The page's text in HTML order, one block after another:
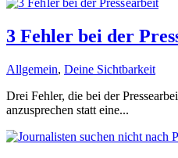
3 Fehler bei der
Allgemein, Deine Sichtbarkeit
Drei Fehler, die bei der
anzusprechen statt eine...